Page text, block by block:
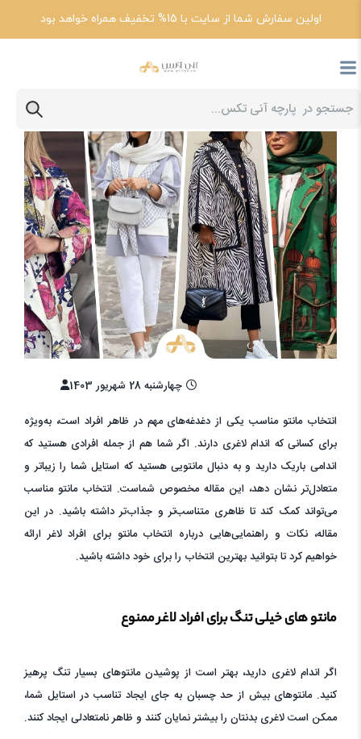
اولین سفارش شما از سایت با 15% تخفیف همراه خواهد بود
پارچه آنی تکس مقالات چه مانتوهایی مناسب افراد لاغر است؟
چهارشنبه 28 شهریور 1403
انتخاب مانتو مناسب یکی از دغدغه‌های مهم در ظاهر افراد است، به‌ویژه
برای کسانی که اندام لاغری دارند. اگر شما هم از جمله افرادی هستید که
اندامی باریک دارید و به دنبال مانتویی هستید که استایل شما را زیباتر و
متعادل‌تر نشان دهد، این مقاله مخصوص شماست. انتخاب مانتو مناسب
می‌تواند کمک کند تا ظاهری متناسب‌تر و جذاب‌تر داشته باشید. در این
مقاله، نکات و راهنمایی‌هایی درباره انتخاب مانتو برای افراد لاغر ارائه
خواهیم کرد تا بتوانید بهترین انتخاب را برای خود داشته باشید.
مانتو های خیلی تنگ برای افراد لاغر ممنوع
اگر اندام لاغری دارید، بهتر است از پوشیدن مانتوهای بسیار تنگ پرهیز
کنید. مانتوهای بیش از حد چسبان به جای ایجاد تناسب در استایل شما،
ممکن است لاغری بدنتان را بیشتر نمایان کنند و ظاهر نامتعادلی ایجاد کنند.